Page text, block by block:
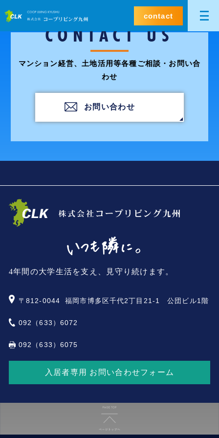
contact
CONTACT US
マンション経営、土地活用等各種ご相談・お問い合
わせ
お問い合わせ
4年間の大学生活を支え、見守り続けます。
〒812-0044 福岡市博多区千代2丁目21-1 公団ビル1階
092（633）6072
092（633）6075
入居者専用 お問い合わせフォーム